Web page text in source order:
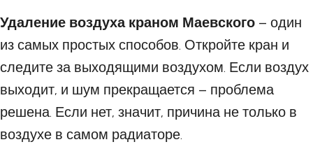
Удаление воздуха краном Маевского – один
из самых простых способов. Откройте кран и
следите за выходящими воздухом. Если воздух
выходит, и шум прекращается – проблема
решена. Если нет, значит, причина не только в
воздухе в самом радиаторе.